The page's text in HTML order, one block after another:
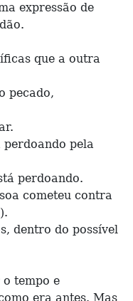
expressão de
que a outra
pecado,
perdoando pela
perdoando.
cometeu contra
dentro do possível
tempo e
era antes. Mas